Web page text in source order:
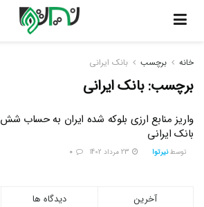
خانه برچسب بانک ایرانی
برچسب:بانک ایرانی
واریز منابع ارزی بلوکه شده ایران به حساب شش
بانک ایرانی
توسط نیرتوا
دیدگاه ها آخرین